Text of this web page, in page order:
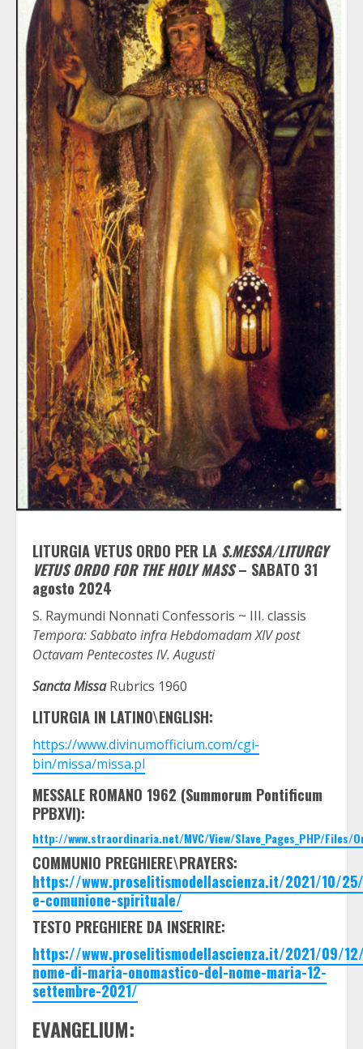
LITURGIAVETUS ORDO PER LA S.MESSA/LITURGY
VETUS ORDO FOR THE HOLY MASS– SABATO 31
agosto 2024
S. Raymundi Nonnati Confessoris ~ III. classis
Tempora: Sabbato infra Hebdomadam XIV post
Octavam Pentecostes IV. Augusti
Sancta MissaRubrics 1960
LITURGIA IN LATINO\ENGLISH:
https://www.divinumofficium.com/cgi-
bin/missa/missa.pl
MESSALE ROMANO 1962 (Summorum Pontificum
PPBXVI):
http://www.straordinaria.net/MVC/View/Slave_Pages_PHP/Files/
COMMUNIO PREGHIERE\PRAYERS:
https://www.proselitismodellascienza.it/2021/10/
e-comunione-spirituale/
TESTO PREGHIERE DA INSERIRE:
https://www.proselitismodellascienza.it/2021/09/
nome-di-maria-onomastico-del-nome-maria-12-
settembre-2021/
EVANGELIUM: